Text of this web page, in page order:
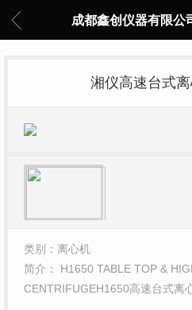
成都鑫创仪器有限公
湘仪高速台式
类别：离心机
简介： H1650 TABLE TOP &
CENTRIFUGEH1650高速台式离